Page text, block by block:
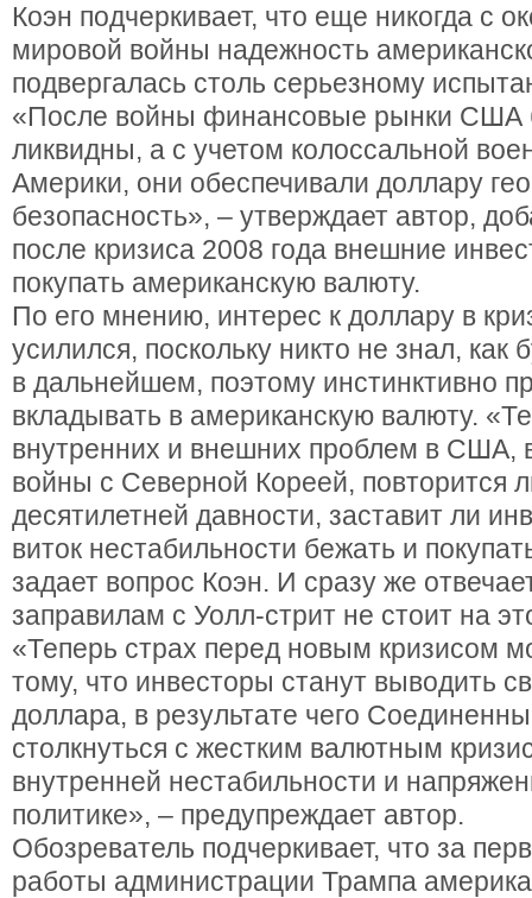
Коэн подчеркивает, что еще никогда с
мировой войны надежность
подвергалась столь серьезному
«После войны финансовые рынки США
ликвидны, а с учетом колоссальной
Америки, они обеспечивали доллару
безопасность», – утверждает автор,
после кризиса 2008 года внешние
покупать американскую валюту.
По его мнению, интерес к доллару в
усилился, поскольку никто не знал, как
в дальнейшем, поэтому инстинктивно
вкладывать в американскую валюту.
внутренних и внешних проблем в США,
войны с Северной Кореей, повторится
десятилетней давности, заставит ли
виток нестабильности бежать и
задает вопрос Коэн. И сразу же
заправилам с Уолл-стрит не стоит на
«Теперь страх перед новым кризисом
тому, что инвесторы станут выводить
доллара, в результате чего
столкнуться с жестким валютным
внутренней нестабильности и
политике», – предупреждает автор.
Обозреватель подчеркивает, что за
работы администрации Трампа